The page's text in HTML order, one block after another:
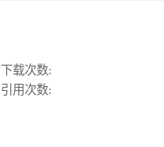
下载次数:
引用次数: